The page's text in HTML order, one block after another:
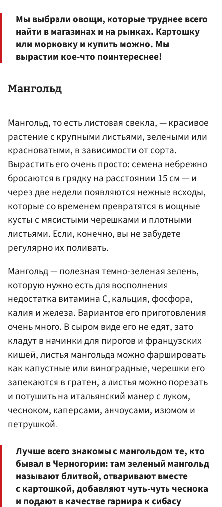
Мы выбрали овощи, которые труднее всего
найти в магазинах и на рынках. Картошку
или морковку и купить можно. Мы
вырастим кое-что поинтереснее!
Мангольд
Мангольд, то есть листовая свекла, — красивое
растение с крупными листьями, зелеными или
красноватыми, в зависимости от сорта.
Вырастить его очень просто: семена небрежно
бросаются в грядку на расстоянии 15 см — и
через две недели появляются нежные всходы,
которые со временем превратятся в мощные
кусты с мясистыми черешками и плотными
листьями. Если, конечно, вы не забудете
регулярно их поливать.
Мангольд — полезная темно-зеленая зелень,
которую нужно есть для восполнения
недостатка витамина С, кальция, фосфора,
калия и железа. Вариантов его приготовления
очень много. В сыром виде его не едят, зато
кладут в начинки для пирогов и французских
кишей, листья мангольда можно фаршировать
как капустные или виноградные, черешки его
запекаются в гратен, а листья можно порезать
и потушить на итальянский манер с луком,
чесноком, каперсами, анчоусами, изюмом и
петрушкой.
Лучше всего знакомы с мангольдом те, кто
бывал в Черногории: там зеленый мангольд
называют блитвой, отваривают вместе
с картошкой, добавляют чуть-чуть чеснока
и подают в качестве гарнира к сибасу